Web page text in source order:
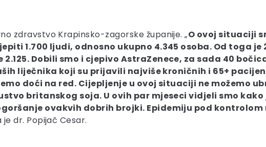
zdravstvo Krapinsko-zagorske županije. „O ovoj situaciji
1.700 ljudi, odnosno ukupno 4.345 osoba. Od toga
Dobili smo i cjepivo AstraZenece, za sada 40
liječnika koji su prijavili najviše kroničnih i 65+
doći na red. Cijepljenje u ovoj situaciji ne možemo
britanskog soja. U ovih par mjeseci vidjeli smo
ovakvih dobrih brojki. Epidemiju pod
je dr. Popijač Cesar.